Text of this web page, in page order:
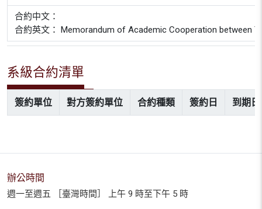
合約中文：
合約英文： Memorandum of Academic Cooperation between
系級合約清單
簽約單位 對方簽約單位 合約種類 簽約日 到期日
辦公時間
週一至週五 ［臺灣時間］ 上午 9 時至下午 5 時